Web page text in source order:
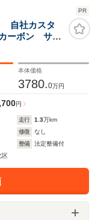
PR
自社カスタ
ーボン サン
本体価格
3780.0万円
円
走行 1.3万km
修復
なし
整備
法定整備付
区